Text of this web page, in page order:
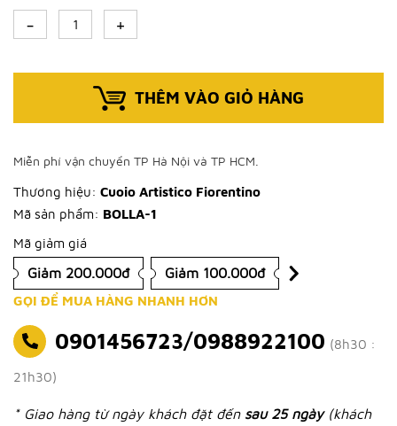
- +
THÊM VÀO GIỎ HÀNG
Miễn phí vận chuyển TP Hà Nội và TP HCM.
Thương hiệu: Cuoio Artistico Fiorentino
Mã sản phẩm: BOLLA-1
Mã giảm giá
Giảm 200.000đ Giảm 100.000đ
GỌI ĐỂ MUA HÀNG NHANH HƠN
0901456723/0988922100 (8h30 :
21h30)
* Giao hàng từ ngày khách đặt đến sau 25 ngày (khách